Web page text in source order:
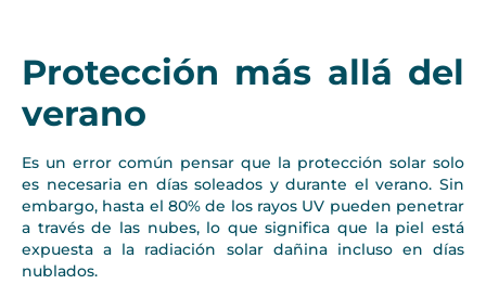
Protección más allá del
verano
Es un error común pensar que la protección solar solo
es necesaria en días soleados y durante el verano. Sin
embargo, hasta el 80% de los rayos UV pueden penetrar
a través de las nubes, lo que significa que la piel está
expuesta a la radiación solar dañina incluso en días
nublados.